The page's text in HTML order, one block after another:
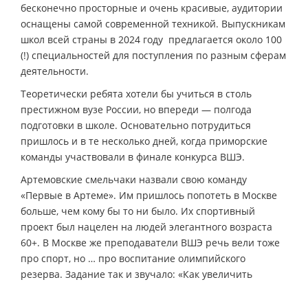
бесконечно просторные и очень красивые, аудитории
оснащены самой современной техникой. Выпускникам
школ всей страны в 2024 году предлагается около 100
(!) специальностей для поступления по разным сферам
деятельности.
Теоретически ребята хотели бы учиться в столь
престижном вузе России, но впереди — полгода
подготовки в школе. Основательно потрудиться
пришлось и в те несколько дней, когда приморские
команды участвовали в финале конкурса ВШЭ.
Артемовские смельчаки назвали свою команду
«Первые в Артеме». Им пришлось попотеть в Москве
больше, чем кому бы то ни было. Их спортивный
проект был нацелен на людей элегантного возраста
60+. В Москве же преподаватели ВШЭ речь вели тоже
про спорт, но … про воспитание олимпийского
резерва. Задание так и звучало: «Как увеличить